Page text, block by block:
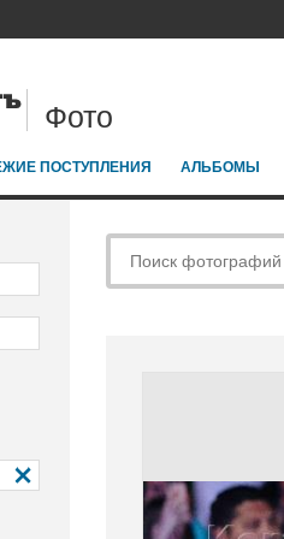
Фото
ПОСТУПЛЕНИЯ АЛЬБОМЫ